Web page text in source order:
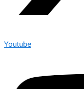
Youtube